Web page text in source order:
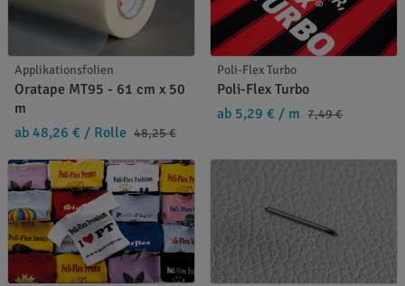
Applikationsfolien
Oratape MT95 - 61 cm x 50
m
ab 48,26 € / Rolle 48,25 €
Poli-Flex Turbo
Poli-Flex Turbo
ab 5,29 € / m 7,49 €